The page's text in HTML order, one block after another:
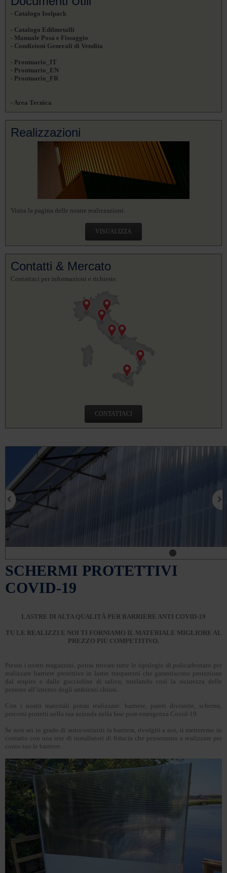
- Catalogo Isolpack
- Catalogo Edilmetalli
- Manuale Posa e Fissaggio
- Condizioni Generali di Vendita
- Prontuario_IT
- Prontuario_EN
- Prontuario_FR
- Area Tecnica
Realizzazioni
Visita la pagina delle nostre realizzazioni.
VISUALIZZA
Contatti & Mercato
Contattaci per informazioni e richieste.
CONTATTACI
SCHERMI PROTETTIVI
COVID-19
LASTRE DI ALTA QUALITÀ PER BARRIERE ANTI COVID-19
TU LE REALIZZI E NOI TI FORNIAMO IL MATERIALE MIGLIORE AL
PREZZO PIÙ COMPETITIVO.
Presso i nostri magazzini, potrai trovare tutte le tipologie di policarbonato per
realizzare barriere protettive in lastre trasparenti che garantiscono protezione
dal respiro e dalle goccioline di saliva, tutelando così la sicurezza delle
persone all’interno degli ambienti chiusi.
Con i nostri materiali potrai realizzare: barriere, pareti divisorie, schermi,
percorsi protetti nella tua azienda nella fase post-emergenza Covid-19.
Se non sei in grado di autocostruirti la barriera, rivolgiti a noi, ti metteremo in
contatto con una rete di installatori di fiducia che penseranno a realizzare per
conto tuo le barriere.